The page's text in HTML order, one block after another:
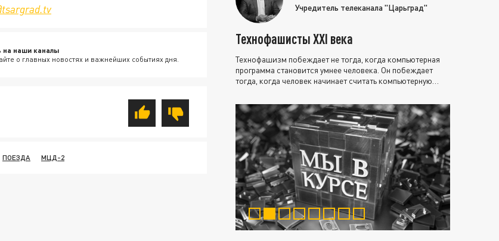
на наши каналы
о главных новостях и важнейших событиях дня.
ПОЕЗДА МЦД-2
Учредитель телеканала "Царьград"
Технофашисты XXI века
Технофашизм побеждает не тогда, когда компьютерная
программа становится умнее человека. Он побеждает
тогда, когда человек начинает считать компьютерную